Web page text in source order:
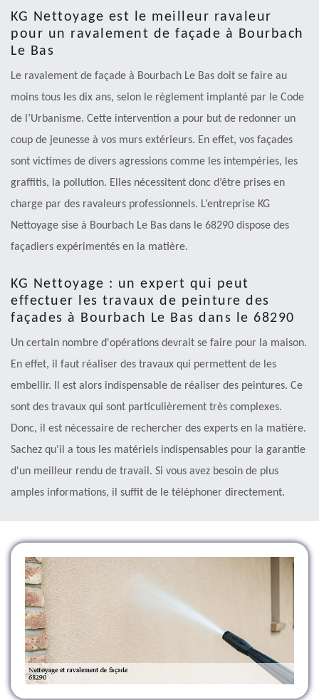
KG Nettoyage est le meilleur ravaleur
pour un ravalement de façade à Bourbach
Le Bas
Le ravalement de façade à Bourbach Le Bas doit se faire au
moins tous les dix ans, selon le règlement implanté par le Code
de l’Urbanisme. Cette intervention a pour but de redonner un
coup de jeunesse à vos murs extérieurs. En effet, vos façades
sont victimes de divers agressions comme les intempéries, les
graffitis, la pollution. Elles nécessitent donc d’être prises en
charge par des ravaleurs professionnels. L’entreprise KG
Nettoyage sise à Bourbach Le Bas dans le 68290 dispose des
façadiers expérimentés en la matière.
KG Nettoyage : un expert qui peut
effectuer les travaux de peinture des
façades à Bourbach Le Bas dans le 68290
Un certain nombre d'opérations devrait se faire pour la maison.
En effet, il faut réaliser des travaux qui permettent de les
embellir. Il est alors indispensable de réaliser des peintures. Ce
sont des travaux qui sont particulièrement très complexes.
Donc, il est nécessaire de rechercher des experts en la matière.
Sachez qu'il a tous les matériels indispensables pour la garantie
d'un meilleur rendu de travail. Si vous avez besoin de plus
amples informations, il suffit de le téléphoner directement.